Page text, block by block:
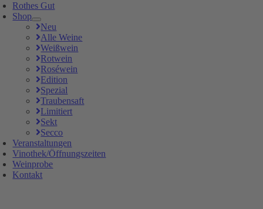
Rothes Gut
Shop
Neu
Alle Weine
Weißwein
Rotwein
Roséwein
Edition
Spezial
Traubensaft
Limitiert
Sekt
Secco
Veranstaltungen
Vinothek/Öffnungszeiten
Weinprobe
Kontakt